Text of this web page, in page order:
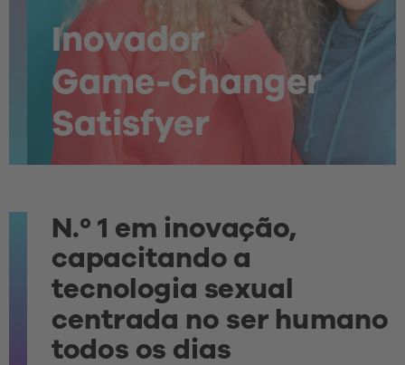
Inovador
Game-Changer
Satisfyer
N.º 1 em inovação,
capacitando a
tecnologia sexual
centrada no ser humano
todos os dias